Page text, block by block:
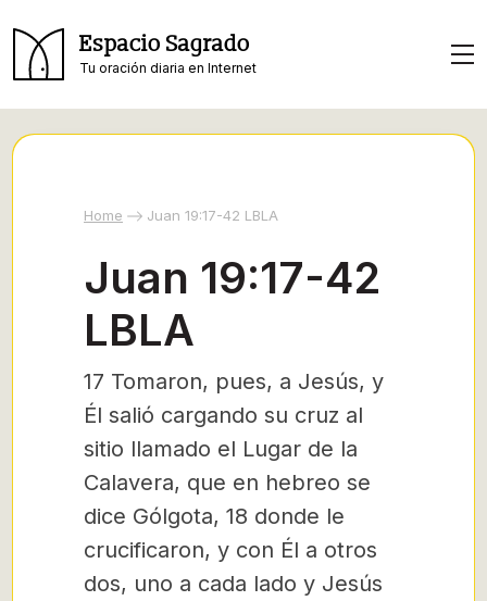
Espacio Sagrado
Tu oración diaria en Internet
Home Juan 19:17-42 LBLA
Juan 19:17-42
LBLA
17 Tomaron, pues, a Jesús, y
Él salió cargando su cruz al
sitio llamado el Lugar de la
Calavera, que en hebreo se
dice Gólgota, 18 donde le
crucificaron, y con Él a otros
dos, uno a cada lado y Jesús